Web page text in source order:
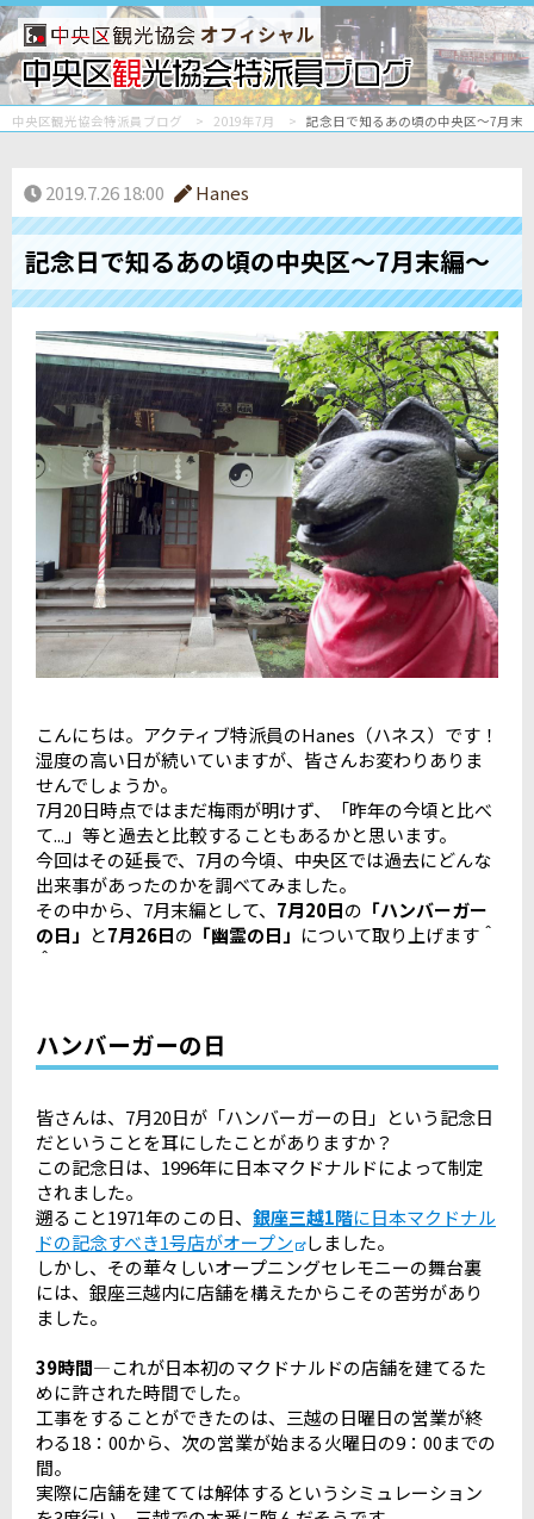
オフィシャル
中央区観光協会特派員ブログ 2019年7月 記念日で知るあの頃の中央区～7月末
2019.7.26 18:00 Hanes
記念日で知るあの頃の中央区～7月末編～
こんにちは。アクティブ特派員のHanes（ハネス）です！
湿度の高い日が続いていますが、皆さんお変わりありま
せんでしょうか。
7月20日時点ではまだ梅雨が明けず、「昨年の今頃と比べ
て...」等と過去と比較することもあるかと思います。
今回はその延長で、7月の今頃、中央区では過去にどんな
出来事があったのかを調べてみました。
その中から、7月末編として、 7月20日の 「ハンバーガー
の日」 と7月26日の 「幽霊の日」 について取り上げます＾
＾
ハンバーガーの日
皆さんは、7月20日が「ハンバーガーの日」という記念日
だということを耳にしたことがありますか？
この記念日は、1996年に日本マクドナルドによって制定
されました。
遡ること1971年のこの日、 銀座三越1階に日本マクドナル
ドの記念すべき1号店がオープン しました。
しかし、その華々しいオープニングセレモニーの舞台裏
には、銀座三越内に店舗を構えたからこその苦労があり
ました。
39時間―これが日本初のマクドナルドの店舗を建てるた
めに許された時間でした。
工事をすることができたのは、三越の日曜日の営業が終
わる18：00から、次の営業が始まる火曜日の9：00までの
間。
実際に店舗を建てては解体するというシミュレーション